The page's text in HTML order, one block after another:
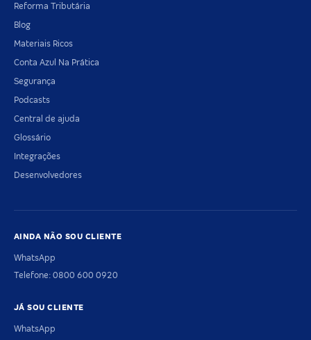
Reforma Tributária
Blog
Materiais Ricos
Conta Azul Na Prática
Segurança
Podcasts
Central de ajuda
Glossário
Integrações
Desenvolvedores
AINDA NÃO SOU CLIENTE
WhatsApp
Telefone: 0800 600 0920
JÁ SOU CLIENTE
WhatsApp